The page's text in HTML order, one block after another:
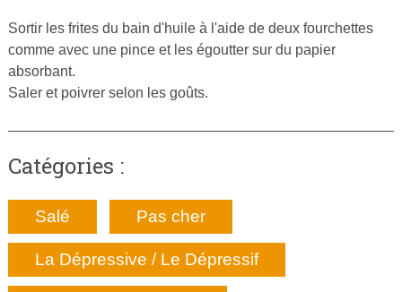
Sortir les frites du bain d'huile à l'aide de deux fourchettes
comme avec une pince et les égoutter sur du papier
absorbant.
Saler et poivrer selon les goûts.
Catégories :
Salé Pas cher
La Dépressive / Le Dépressif